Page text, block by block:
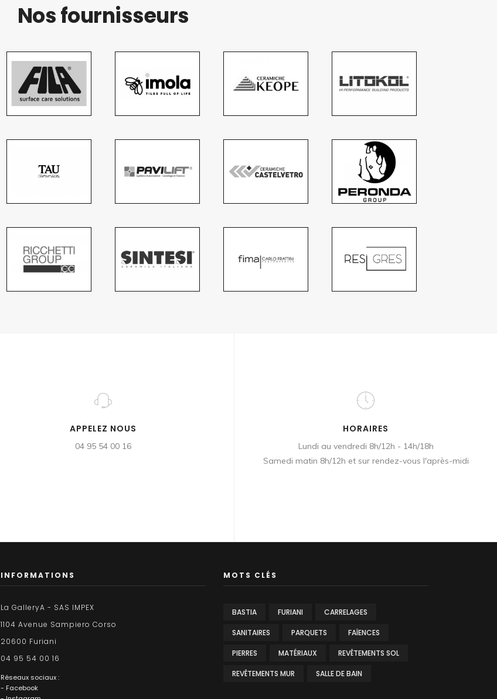
Nos fournisseurs
APPELEZ NOUS
04 95 54 00 16
HORAIRES
Lundi au vendredi 8h/12h - 14h/18h
Samedi matin 8h/12h et sur rendez-vous l'après-midi
INFORMATIONS
La GalleryA - SAS IMPEX
1104 Avenue Sampiero Corso
20600 Furiani
04 95 54 00 16
Réseaux sociaux :
- Facebook
MOTS CLÉS
BASTIA FURIANI CARRELAGES
SANITAIRES PARQUETS FAÏENCES
PIERRES MATÉRIAUX REVÊTEMENTS SOL
REVÊTEMENTS MUR SALLE DE BAIN